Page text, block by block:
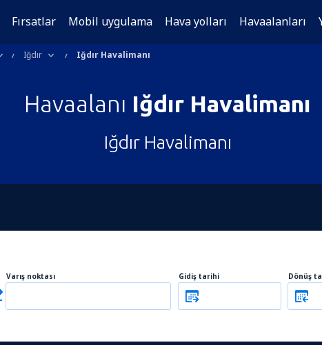
Fırsatlar Mobil uygulama Hava yolları Havaalanları
Iğdır Iğdır Havalimanı
Havaalanı Iğdır Havalimanı
Iğdır Havalimanı
Varış noktası Gidiş tarihi Dönüş